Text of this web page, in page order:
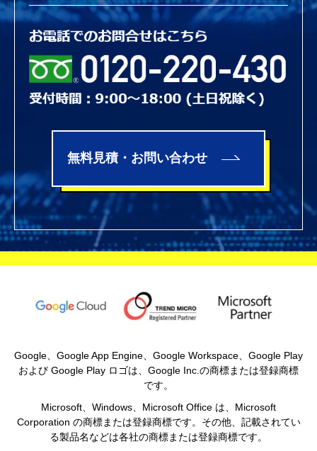
無料見積・お問い合わせ
Google、Google App Engine、Google Workspace、Google Play
および Google Play ロゴは、Google Inc.の商標または登録商標
です。
Microsoft、Windows、Microsoft Office は、Microsoft
Corporation の商標または登録商標です。その他、記載されてい
る製品名などは各社の商標または登録商標です。